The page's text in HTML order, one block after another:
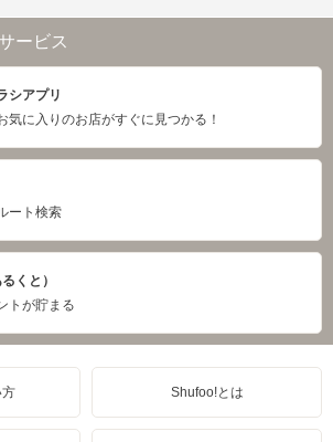
ービス
シアプリ
気に入りのお店がすぐに見つかる！
ート検索
くと）
トが貯まる
Shufoo!とは